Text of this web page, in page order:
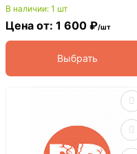
В наличии: 1 шт
Цена от: 1 600 ₽/шт
Выбрать